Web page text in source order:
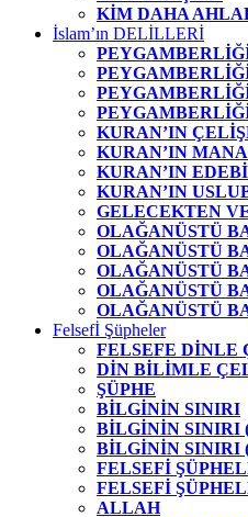
KİM DAHA
İslam’ın DELİLLERİ
KURAN’IN
KURAN’IN
KURAN’IN
KURAN’IN
GELECEKTEN
OLAĞANÜSTÜ
OLAĞANÜSTÜ
OLAĞANÜSTÜ
OLAĞANÜSTÜ
OLAĞANÜSTÜ
Felsefİ Şüpheler
FELSEFE DİNLE
DİN BİLİMLE
ŞÜPHE
BİLGİNİN SINIRI
BİLGİNİN SINIRI
BİLGİNİN SINIRI
FELSEFİ
FELSEFİ
ALLAH